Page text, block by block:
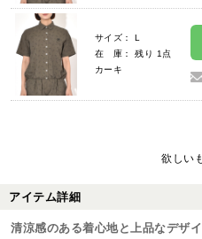
サイズ： L
在 庫： 残り 1点
カーキ
欲しい
アイテム詳細
清涼感のある着心地と上品なデザ